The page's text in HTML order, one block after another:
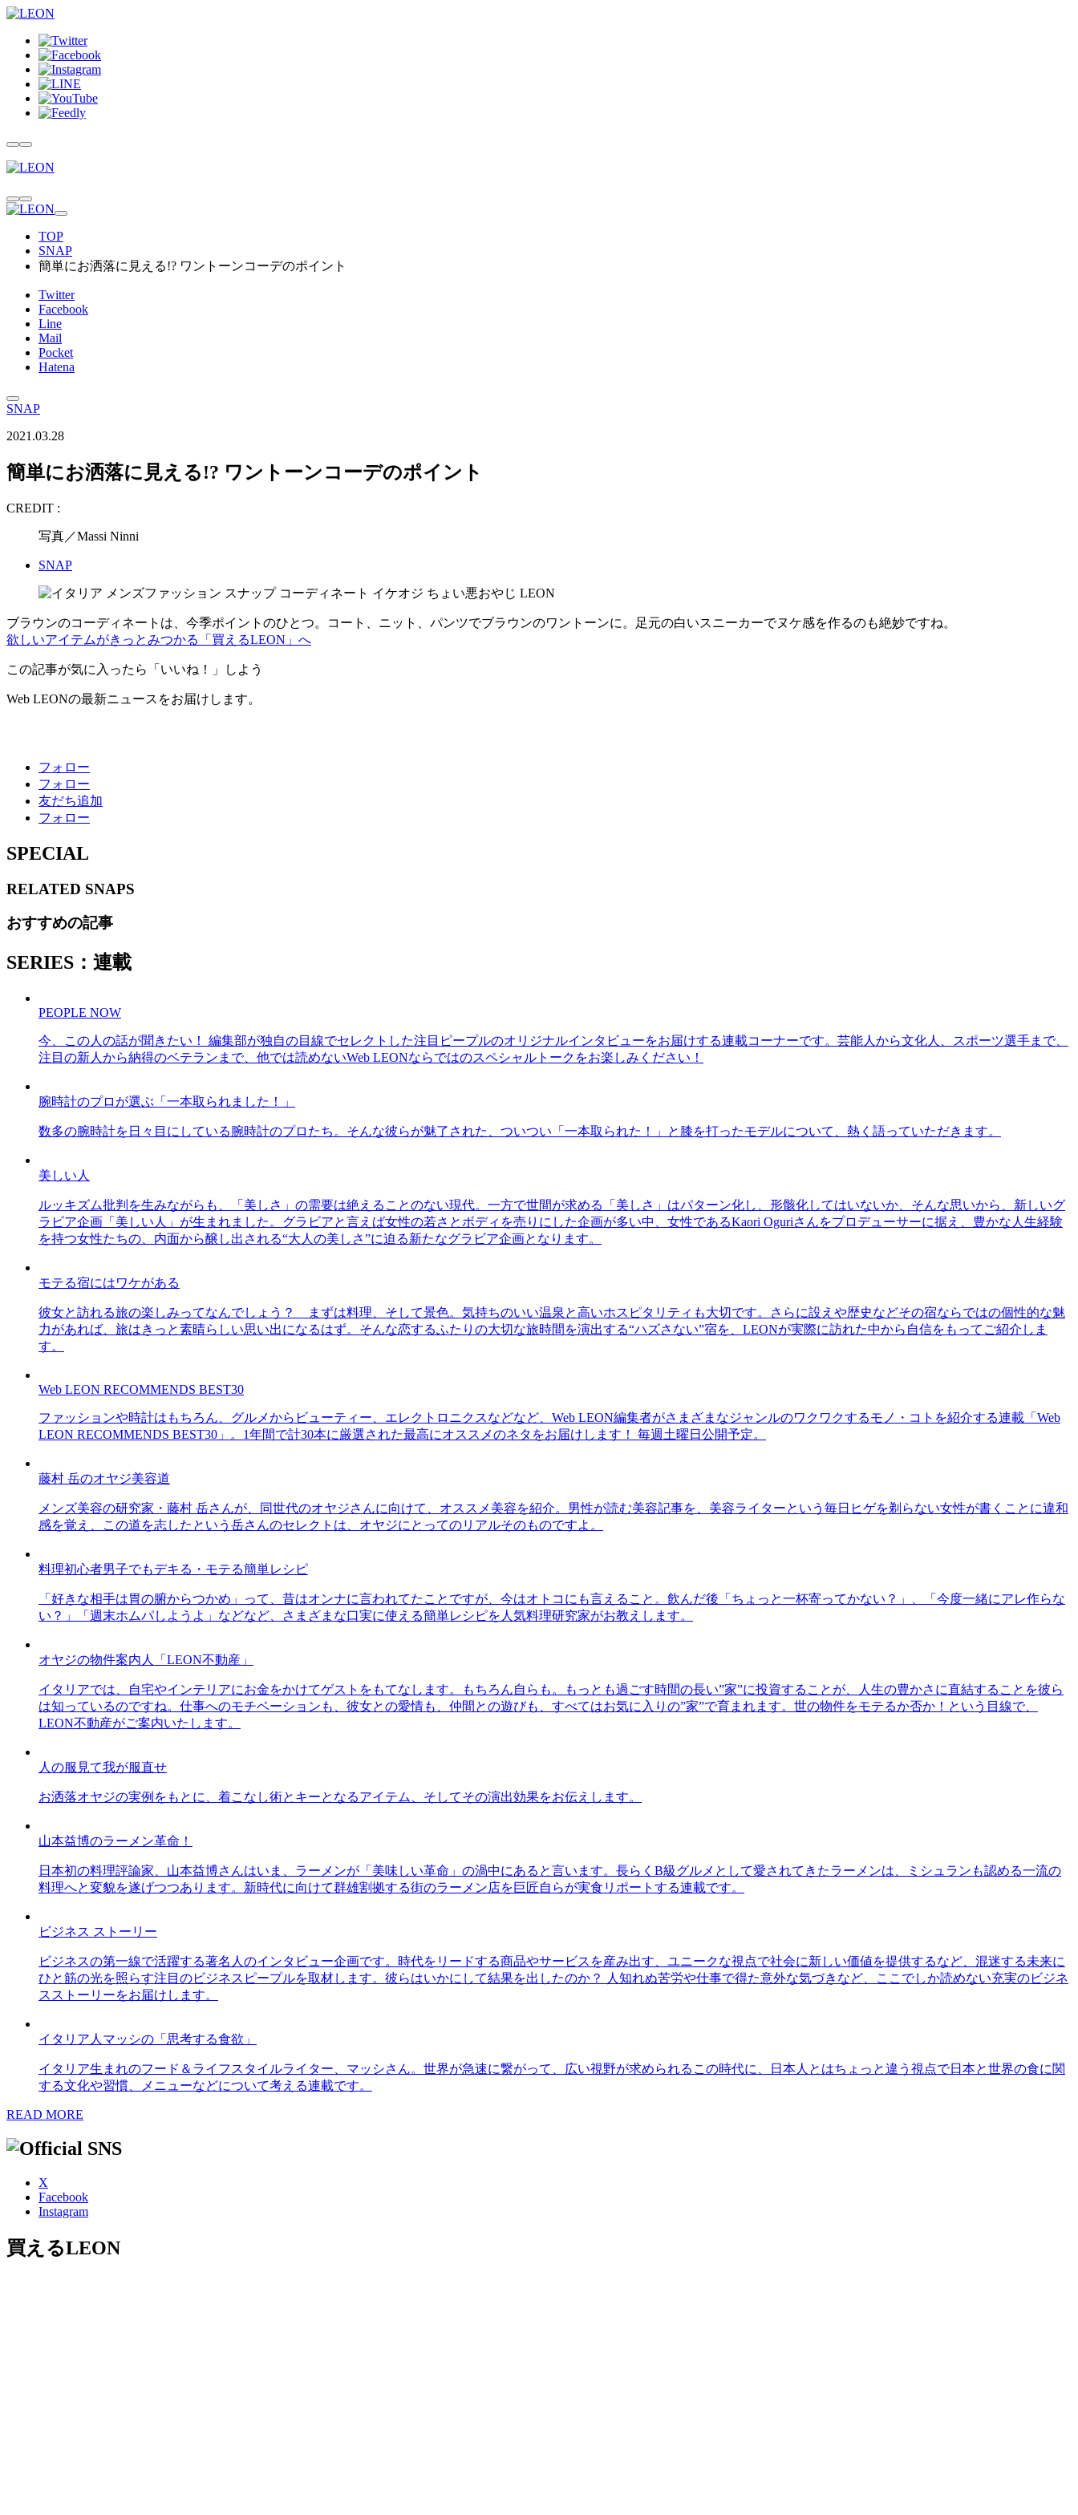
TOP
SNAP
簡単にお洒落に見える!? ワントーンコーデのポイント
Twitter
Facebook
Line
Mail
Pocket
Hatena
SNAP
2021.03.28
簡単にお洒落に見える!? ワントーンコーデのポイント
CREDIT :
写真／Massi Ninni
SNAP
ブラウンのコーディネートは、今季ポイントのひとつ。コート、ニット、パンツでブラウンのワントーンに。足元の白いスニーカーでヌケ感を作るのも絶妙ですね。
欲しいアイテムがきっとみつかる「買えるLEON」へ
この記事が気に入ったら「いいね！」しよう
Web LEONの最新ニュースをお届けします。
フォロー
フォロー
友だち追加
フォロー
SPECIAL
RELATED SNAPS
おすすめの記事
SERIES：連載
PEOPLE NOW
今、この人の話が聞きたい！ 編集部が独自の目線でセレクトした注目ピープルのオリジナルインタビューをお届けする連載コーナーです。芸能人から文化人、スポーツ選手まで、
注目の新人から納得のベテランまで、他では読めないWeb LEONならではのスペシャルトークをお楽しみください！
腕時計のプロが選ぶ「一本取られました！」
数多の腕時計を日々目にしている腕時計のプロたち。そんな彼らが魅了された、ついつい「一本取られた！」と膝を打ったモデルについて、熱く語っていただきます。
美しい人
ルッキズム批判を生みながらも、「美しさ」の需要は絶えることのない現代。一方で世間が求める「美しさ」はパターン化し、形骸化してはいないか、そんな思いから、新しいグ
ラビア企画「美しい人」が生まれました。グラビアと言えば女性の若さとボディを売りにした企画が多い中、女性であるKaori Oguriさんをプロデューサーに据え、豊かな人生経験
を持つ女性たちの、内面から醸し出される“大人の美しさ”に迫る新たなグラビア企画となります。
モテる宿にはワケがある
彼女と訪れる旅の楽しみってなんでしょう？ まずは料理、そして景色。気持ちのいい温泉と高いホスピタリティも大切です。さらに設えや歴史などその宿ならではの個性的な魅
力があれば、旅はきっと素晴らしい思い出になるはず。そんな恋するふたりの大切な旅時間を演出する“ハズさない”宿を、LEONが実際に訪れた中から自信をもってご紹介しま
す。
Web LEON RECOMMENDS BEST30
ファッションや時計はもちろん、グルメからビューティー、エレクトロニクスなどなど、Web LEON編集者がさまざまなジャンルのワクワクするモノ・コトを紹介する連載「Web
LEON RECOMMENDS BEST30」。1年間で計30本に厳選された最高にオススメのネタをお届けします！ 毎週土曜日公開予定。
藤村 岳のオヤジ美容道
メンズ美容の研究家・藤村 岳さんが、同世代のオヤジさんに向けて、オススメ美容を紹介。男性が読む美容記事を、美容ライターという毎日ヒゲを剃らない女性が書くことに違和
感を覚え、この道を志したという岳さんのセレクトは、オヤジにとってのリアルそのものですよ。
料理初心者男子でもデキる・モテる簡単レシピ
「好きな相手は胃の腑からつかめ」って、昔はオンナに言われてたことですが、今はオトコにも言えること。飲んだ後「ちょっと一杯寄ってかない？」、「今度一緒にアレ作らな
い？」「週末ホムパしようよ」などなど、さまざまな口実に使える簡単レシピを人気料理研究家がお教えします。
オヤジの物件案内人「LEON不動産」
イタリアでは、自宅やインテリアにお金をかけてゲストをもてなします。もちろん自らも。もっとも過ごす時間の長い”家”に投資することが、人生の豊かさに直結することを彼ら
は知っているのですね。仕事へのモチベーションも、彼女との愛情も、仲間との遊びも、すべてはお気に入りの”家”で育まれます。世の物件をモテるか否か！という目線で、
LEON不動産がご案内いたします。
人の服見て我が服直せ
お洒落オヤジの実例をもとに、着こなし術とキーとなるアイテム、そしてその演出効果をお伝えします。
山本益博のラーメン革命！
日本初の料理評論家、山本益博さんはいま、ラーメンが「美味しい革命」の渦中にあると言います。長らくB級グルメとして愛されてきたラーメンは、ミシュランも認める一流の
料理へと変貌を遂げつつあります。新時代に向けて群雄割拠する街のラーメン店を巨匠自らが実食リポートする連載です。
ビジネス ストーリー
ビジネスの第一線で活躍する著名人のインタビュー企画です。時代をリードする商品やサービスを産み出す、ユニークな視点で社会に新しい価値を提供するなど、混迷する未来に
ひと筋の光を照らす注目のビジネスピープルを取材します。彼らはいかにして結果を出したのか？ 人知れぬ苦労や仕事で得た意外な気づきなど、ここでしか読めない充実のビジネ
スストーリーをお届けします。
イタリア人マッシの「思考する食欲」
イタリア生まれのフード＆ライフスタイルライター、マッシさん。世界が急速に繋がって、広い視野が求められるこの時代に、日本人とはちょっと違う視点で日本と世界の食に関
する文化や習慣、メニューなどについて考える連載です。
READ MORE
X
Facebook
Instagram
買えるLEON